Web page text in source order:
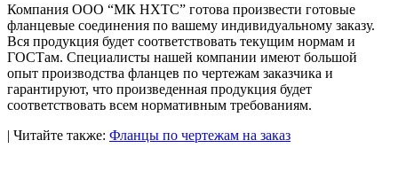
Компания ООО “МК НХТС” готова произвести готовые
фланцевые соединения по вашему индивидуальному заказу.
Вся продукция будет соответствовать текущим нормам и
ГОСТам. Специалисты нашей компании имеют большой
опыт производства фланцев по чертежам заказчика и
гарантируют, что произведенная продукция будет
соответствовать всем нормативным требованиям.
| Читайте также: Фланцы по чертежам на заказ